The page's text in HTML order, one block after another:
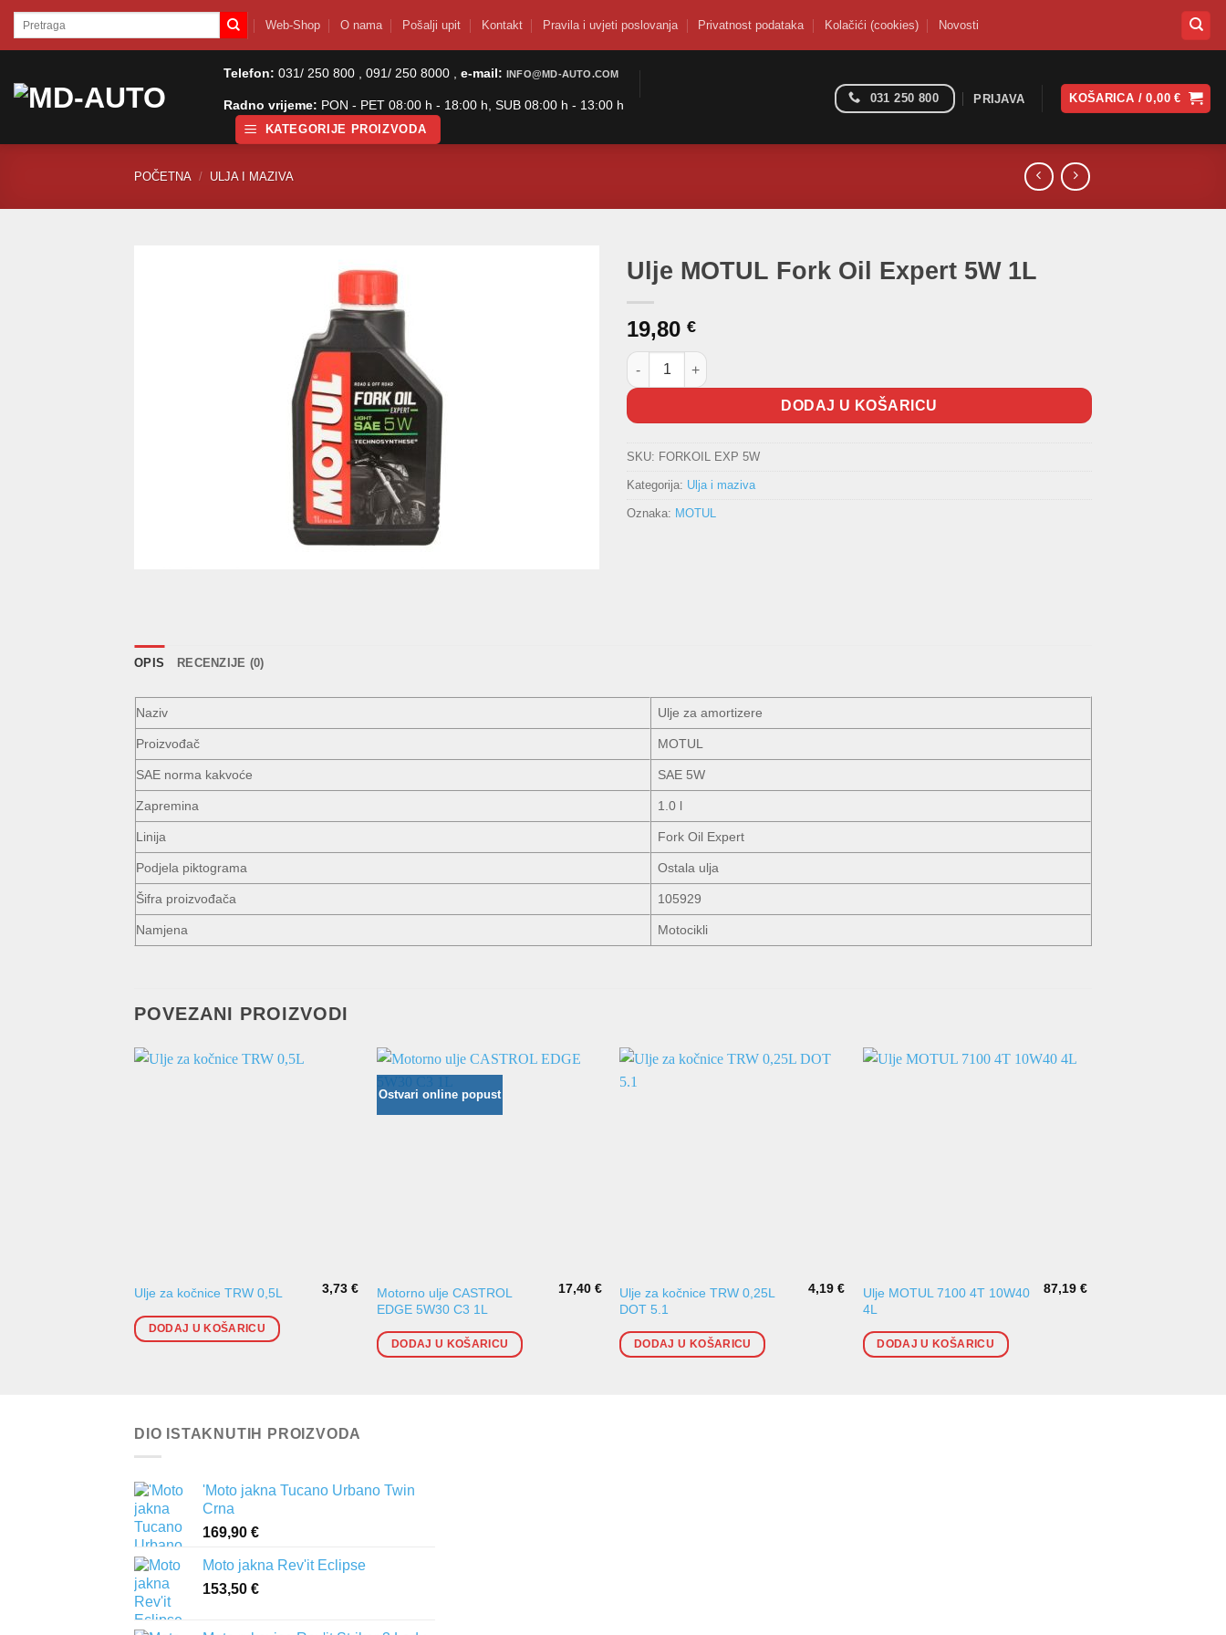
SkipPretraži: Web-Shop O nama Pošalji upit Kontakt Pravila i uvjeti poslovanja Privatnost podataka Kolačići (cookies) Novosti
Telefon: 031/ 250 800 , 091/ 250 8000 , e-mail: INFO@MD-AUTO.COM
Radno vrijeme: PON - PET 08:00 h - 18:00 h, SUB 08:00 h - 13:00 h
KATEGORIJE PROIZVODA
031 250 800 PRIJAVA KOŠARICA /0,00€
POČETNA / ULJA I MAZIVA
Ulje MOTUL Fork Oil Expert 5W 1L
19,80 €
Ulje MOTUL Fork Oil Expert 5W 1L količina
DODAJ U KOŠARICU
SKU: FORKOIL EXP 5W
Kategorija: Ulja i maziva
Oznaka: MOTUL
OPIS RECENZIJE (0)
Naziv Ulje za amortizere
Proizvođač MOTUL
SAE norma kakvoće SAE 5W
Zapremina 1.0 l
Linija Fork Oil Expert
Podjela piktograma Ostala ulja
Šifra proizvođača 105929
Namjena Motocikli
POVEZANI PROIZVODI
Ulje za kočnice TRW 0,5L 3,73€
DODAJ U KOŠARICU
Ostvari online popust
Motorno ulje CASTROL
EDGE 5W30 C3 1L
17,40 €
DODAJ U KOŠARICU
Ulje za kočnice TRW 0,25L
DOT 5.1
4,19 €
DODAJ U KOŠARICU
Ulje MOTUL 7100 4T 10W40
4L
87,19€
DODAJ U KOŠARICU
DIO ISTAKNUTIH PROIZVODA
'Moto jakna Tucano Urbano Twin
Crna
169,90 €
Moto jakna Rev'it Eclipse
153,50 €